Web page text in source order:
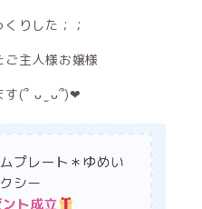
りした︎；；
主人様お嬢様
す(՞ ᴗ ̫ ᴗ՞)‪‪❤︎‬